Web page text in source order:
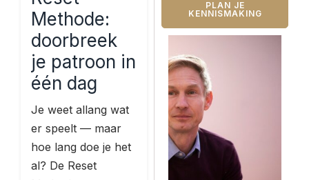
PLAN JE
KENNISMAKING
Methode:
doorbreek
je patroon in
één dag
Je weet allang wat
er speelt — maar
hoe lang doe je het
al? De Reset